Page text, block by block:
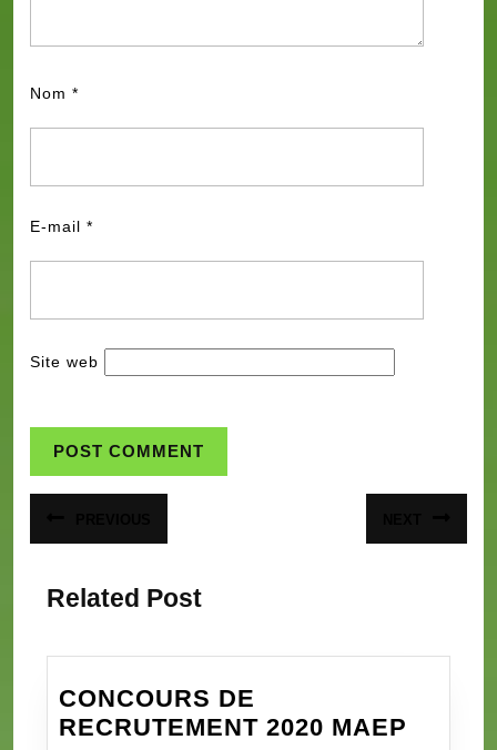
Nom *
E-mail *
Site web
deprécédent suivant
Related Post
CONCOURS DE
RECRUTEMENT 2020 MAEP